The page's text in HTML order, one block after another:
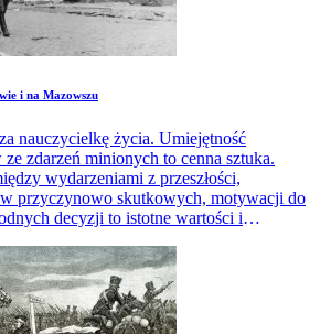
i na Mazowszu
nauczycielkę życia. Umiejętność
zdarzeń minionych to cenna sztuka.
wydarzeniami z przeszłości,
przyczynowo skutkowych, motywacji do
decyzji to istotne wartości i